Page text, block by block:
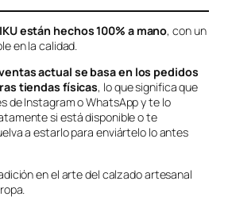
están hechos 100% a mano, con un
en la calidad.
actual se basa en los pedidos
tiendas físicas, lo que significa que
de Instagram o WhatsApp y te lo
si está disponible o te
a estarlo para enviártelo lo antes
en el arte del calzado artesanal